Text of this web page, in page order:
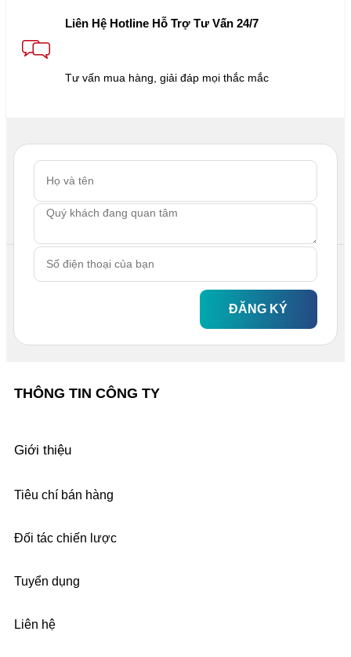
Liên Hệ Hotline Hỗ Trợ Tư Vấn 24/7
Tư vấn mua hàng, giải đáp mọi thắc mắc
ĐĂNG KÝ
THÔNG TIN CÔNG TY
Giới thiệu
Tiêu chí bán hàng
Đối tác chiến lược
Tuyển dụng
Liên hệ